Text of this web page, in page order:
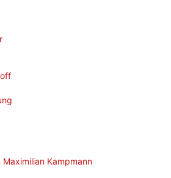
Maximilian Kampmann